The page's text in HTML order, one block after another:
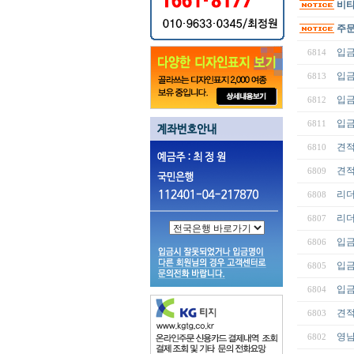
비
주
6814 입
6813 입
6812 입
6811 입
6810 견
6809 견
6808 리
6807 리
6806 입
6805 입
6804 입
6803 견
6802 영